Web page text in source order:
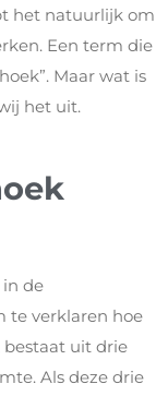
het natuurlijk om
Een term die
Maar wat is
het uit.
in de
te verklaren hoe
bestaat uit drie
Als deze drie